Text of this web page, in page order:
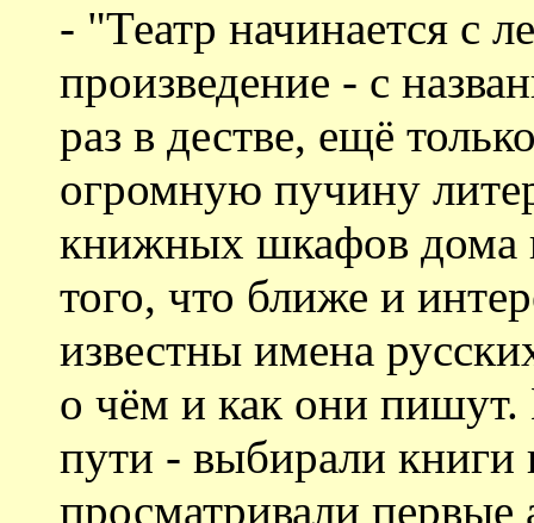
- "Театр начинается с
произведение - с
раз в дестве, ещё
огромную пучину
книжных шкафов дома
того, что ближе и
известны имена
о чём и как они
пути - выбирали книги
просматривали первые